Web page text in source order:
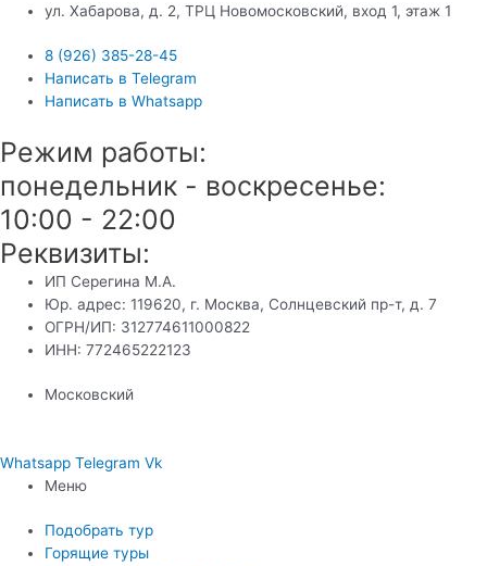
ул. Хабарова, д. 2, ТРЦ Новомосковский, вход 1, этаж 1
8 (926) 385-28-45
Написать в Telegram
Написать в Whatsapp
Режим работы:
понедельник - воскресенье:
10:00 - 22:00
Реквизиты:
ИП Серегина М.А.
Юр. адрес: 119620, г. Москва, Солнцевский пр-т, д. 7
ОГРН/ИП: 312774611000822
ИНН: 772465222123
Московский
Whatsapp Telegram Vk
Меню
Подобрать тур
Горящие туры